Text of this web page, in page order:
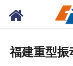
福建重型振